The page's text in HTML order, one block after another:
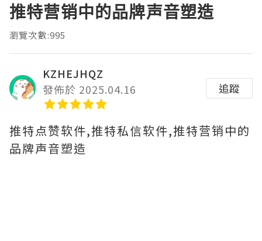
推特营销中的品牌声音塑造
瀏覽次數:995
KZHEJHQZ
發佈於 2025.04.16
追蹤
推特点赞软件,推特私信软件,推特营销中的
品牌声音塑造